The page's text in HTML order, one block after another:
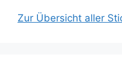
Zur Übersicht aller